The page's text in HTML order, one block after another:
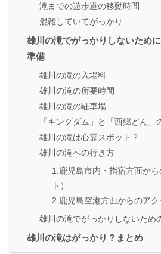
滝までの遊歩道の移動時間
混雑していてがっかり
雄川の滝でがっかりしないため
準備
雄川の滝の入場料
雄川の滝の所要時間
雄川の滝の駐車場
「キングダム」と「西郷どん」
雄川の滝は心霊スポット？
雄川の滝への行き方
1.鹿児島市内・指宿方面か
ト）
2.鹿児島空港方面からのアク
雄川の滝でがっかりしないため
雄川の滝はがっかり？まとめ